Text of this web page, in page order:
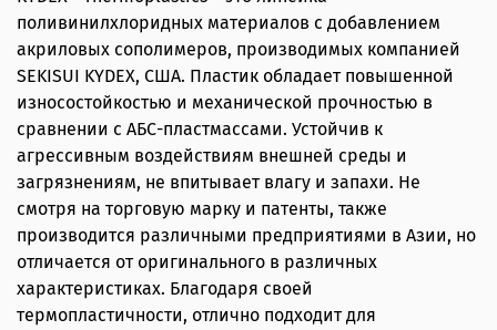
поливинилхлоридных материалов с добавлением
акриловых сополимеров, производимых компанией
SEKISUI KYDEX, США. Пластик обладает повышенной
износостойкостью и механической прочностью в
сравнении с АБС-пластмассами. Устойчив к
агрессивным воздействиям внешней среды и
загрязнениям, не впитывает влагу и запахи. Не
смотря на торговую марку и патенты, также
производится различными предприятиями в Азии, но
отличается от оригинального в различных
характеристиках. Благодаря своей
термопластичности, отлично подходит для